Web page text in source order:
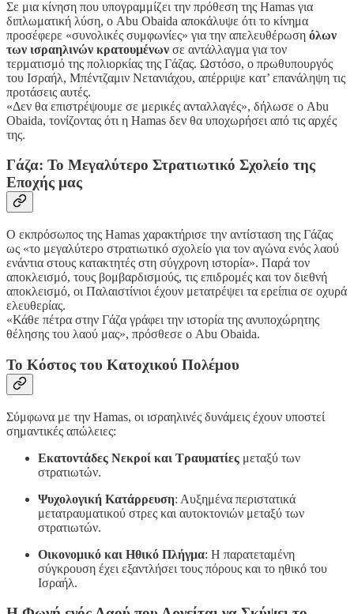
Σε μια κίνηση που υπογραμμίζει την πρόθεση της Hamas για
διπλωματική λύση, ο Abu Obaida αποκάλυψε ότι το κίνημα
προσέφερε «συνολικές συμφωνίες» για την απελευθέρωση όλων
των ισραηλινών κρατουμένων σε αντάλλαγμα για τον
τερματισμό της πολιορκίας της Γάζας. Ωστόσο, ο πρωθυπουργός
του Ισραήλ, Μπέντζαμιν Νετανιάχου, απέρριψε κατ’ επανάληψη τις
προτάσεις αυτές.
«Δεν θα επιστρέψουμε σε μερικές ανταλλαγές», δήλωσε ο Abu
Obaida, τονίζοντας ότι η Hamas δεν θα υποχωρήσει από τις αρχές
της.
Γάζα: Το Μεγαλύτερο Στρατιωτικό Σχολείο της
Εποχής μας
Ο εκπρόσωπος της Hamas χαρακτήρισε την αντίσταση της Γάζας
ως «το μεγαλύτερο στρατιωτικό σχολείο για τον αγώνα ενός λαού
ενάντια στους κατακτητές στη σύγχρονη ιστορία». Παρά τον
αποκλεισμό, τους βομβαρδισμούς, τις επιδρομές και τον διεθνή
αποκλεισμό, οι Παλαιστίνιοι έχουν μετατρέψει τα ερείπια σε οχυρά
ελευθερίας.
«Κάθε πέτρα στην Γάζα γράφει την ιστορία της ανυποχώρητης
θέλησης του λαού μας», πρόσθεσε ο Abu Obaida.
Το Κόστος του Κατοχικού Πολέμου
Σύμφωνα με την Hamas, οι ισραηλινές δυνάμεις έχουν υποστεί
σημαντικές απώλειες:
Εκατοντάδες Νεκροί και Τραυματίες μεταξύ των
στρατιωτών.
Ψυχολογική Κατάρρευση: Αυξημένα περιστατικά
μετατραυματικού στρες και αυτοκτονιών μεταξύ των
στρατιωτών.
Οικονομικό και Ηθικό Πλήγμα: Η παρατεταμένη
σύγκρουση έχει εξαντλήσει τους πόρους και το ηθικό του
Ισραήλ.